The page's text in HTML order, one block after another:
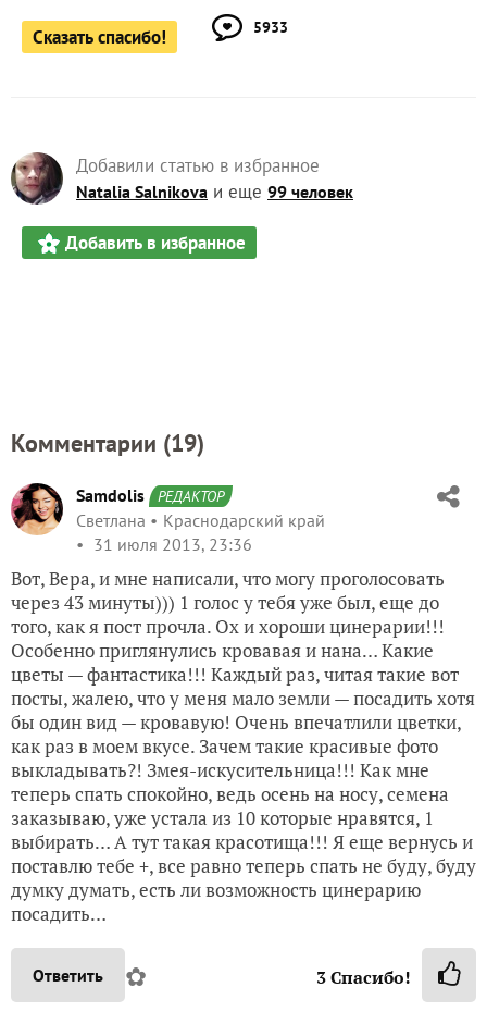
Сказать спасибо! 5933
Добавили статью в избранное
Natalia Salnikova и еще 99 человек
Добавить в избранное
Комментарии (19)
Samdolis РЕДАКТОР
Светлана
Краснодарский край
31 июля 2013, 23:36
Вот, Вера, и мне написали, что могу проголосовать
через 43 минуты))) 1 голос у тебя уже был, еще до
того, как я пост прочла. Ох и хороши цинерарии!!!
Особенно приглянулись кровавая и нана… Какие
цветы — фантастика!!! Каждый раз, читая такие вот
посты, жалею, что у меня мало земли — посадить хотя
бы один вид — кровавую! Очень впечатлили цветки,
как раз в моем вкусе. Зачем такие красивые фото
выкладывать?! Змея-искусительница!!! Как мне
теперь спать спокойно, ведь осень на носу, семена
заказываю, уже устала из 10 которые нравятся, 1
выбирать… А тут такая красотища!!! Я еще вернусь и
поставлю тебе +, все равно теперь спать не буду, буду
думку думать, есть ли возможность цинерарию
посадить…
Ответить ✿ 3Спасибо!